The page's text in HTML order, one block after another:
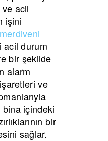
ve acil
işini
acil durum
bir şekilde
alarm
ve
içindeki
bir
sağlar.